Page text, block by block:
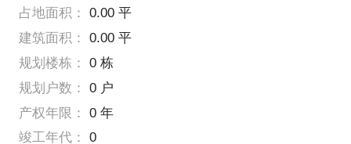
占地面积：
0.00 平
建筑面积：
0.00 平
规划楼栋：
0 栋
规划户数：
0 户
产权年限：
0 年
竣工年代：
0